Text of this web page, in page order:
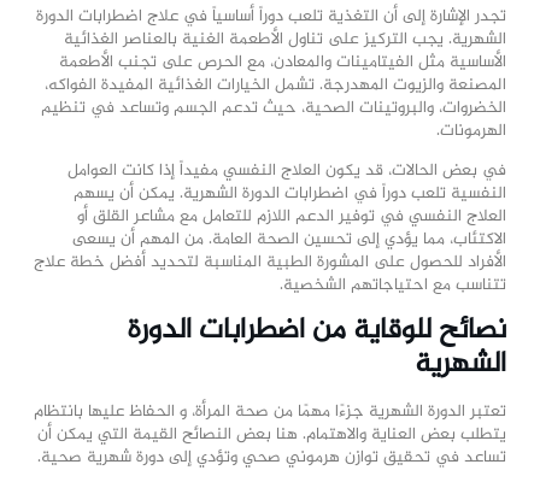
تجدر الإشارة إلى أن التغذية تلعب دوراً أساسياً في علاج اضطرابات الدورة
الشهرية. يجب التركيز على تناول الأطعمة الغنية بالعناصر الغذائية
الأساسية مثل الفيتامينات والمعادن، مع الحرص على تجنب الأطعمة
المصنعة والزيوت المهدرجة. تشمل الخيارات الغذائية المفيدة الفواكه،
الخضروات، والبروتينات الصحية، حيث تدعم الجسم وتساعد في تنظيم
الهرمونات.
في بعض الحالات، قد يكون العلاج النفسي مفيداً إذا كانت العوامل
النفسية تلعب دوراً في اضطرابات الدورة الشهرية. يمكن أن يسهم
العلاج النفسي في توفير الدعم اللازم للتعامل مع مشاعر القلق أو
الاكتئاب، مما يؤدي إلى تحسين الصحة العامة. من المهم أن يسعى
الأفراد للحصول على المشورة الطبية المناسبة لتحديد أفضل خطة علاج
تتناسب مع احتياجاتهم الشخصية.
نصائح للوقاية من اضطرابات الدورة
الشهرية
تعتبر الدورة الشهرية جزءًا مهمًا من صحة المرأة، و الحفاظ عليها بانتظام
يتطلب بعض العناية والاهتمام. هنا بعض النصائح القيمة التي يمكن أن
تساعد في تحقيق توازن هرموني صحي وتؤدي إلى دورة شهرية صحية.